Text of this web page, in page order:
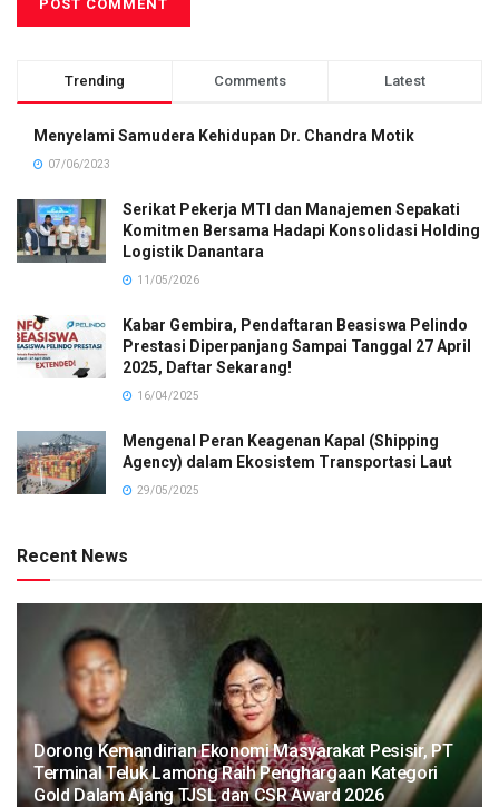
Trending Comments Latest
Menyelami Samudera Kehidupan Dr. Chandra Motik
07/06/2023
Serikat Pekerja MTI dan Manajemen Sepakati
Komitmen Bersama Hadapi Konsolidasi Holding
Logistik Danantara
11/05/2026
Kabar Gembira, Pendaftaran Beasiswa Pelindo
Prestasi Diperpanjang Sampai Tanggal 27 April
2025, Daftar Sekarang!
16/04/2025
Mengenal Peran Keagenan Kapal (Shipping
Agency) dalam Ekosistem Transportasi Laut
29/05/2025
Recent News
Dorong Kemandirian Ekonomi Masyarakat Pesisir, PT
Terminal Teluk Lamong Raih Penghargaan Kategori
Gold Dalam Ajang TJSL dan CSR Award 2026